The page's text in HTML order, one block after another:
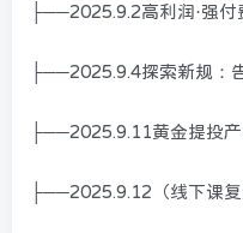
├──2025.9.2高利润·强付
├──2025.9.4探索新规：
├──2025.9.11黄金提投
├──2025.9.12（线下课